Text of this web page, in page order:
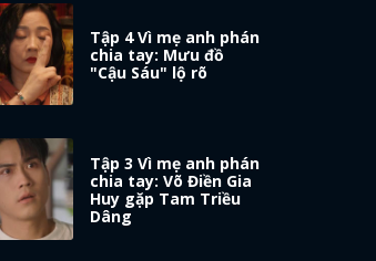
Tập 4 Vì mẹ anh phán
chia tay: Mưu đồ
"Cậu Sáu" lộ rõ
Tập 3 Vì mẹ anh phán
chia tay: Võ Điền Gia
Huy gặp Tam Triều
Dâng